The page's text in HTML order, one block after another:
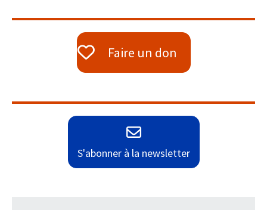
Faire un don
S'abonner à la newsletter